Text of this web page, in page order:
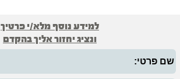
למידע נוסף מלא/י פרטיך
ונציג יחזור אליך בהקדם